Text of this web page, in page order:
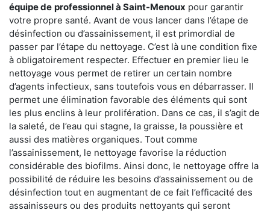
équipe de professionnel à Saint-Menoux pour garantir
votre propre santé. Avant de vous lancer dans l’étape de
désinfection ou d’assainissement, il est primordial de
passer par l’étape du nettoyage. C’est là une condition fixe
à obligatoirement respecter. Effectuer en premier lieu le
nettoyage vous permet de retirer un certain nombre
d’agents infectieux, sans toutefois vous en débarrasser. Il
permet une élimination favorable des éléments qui sont
les plus enclins à leur prolifération. Dans ce cas, il s’agit de
la saleté, de l’eau qui stagne, la graisse, la poussière et
aussi des matières organiques. Tout comme
l’assainissement, le nettoyage favorise la réduction
considérable des biofilms. Ainsi donc, le nettoyage offre la
possibilité de réduire les besoins d’assainissement ou de
désinfection tout en augmentant de ce fait l’efficacité des
assainisseurs ou des produits nettoyants qui seront